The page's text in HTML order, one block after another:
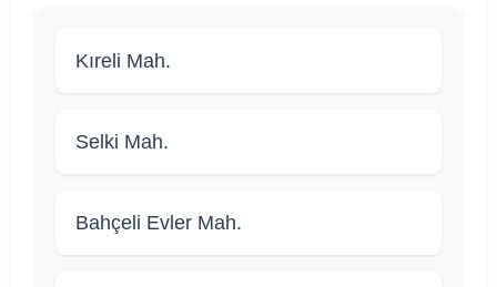
Kıreli Mah.
Selki Mah.
Bahçeli Evler Mah.